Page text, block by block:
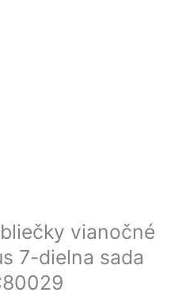
vianočné
7-dielna sada